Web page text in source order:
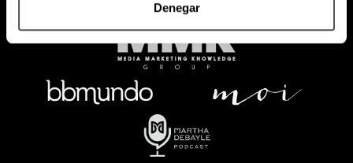
Denegar